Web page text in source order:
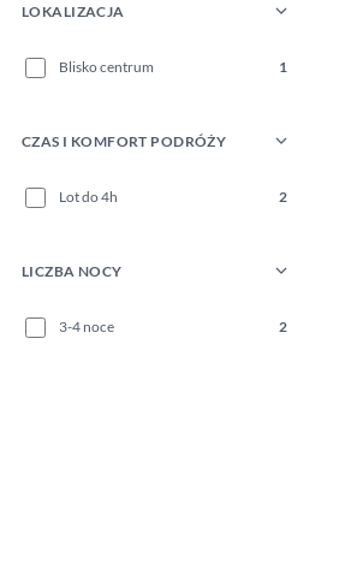
LOKALIZACJA
Blisko centrum 1
CZAS I KOMFORT PODRÓŻY
Lot do 4h 2
LICZBA NOCY
3-4 noce 2